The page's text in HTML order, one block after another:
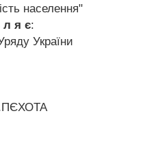
населення"
л я є:
України